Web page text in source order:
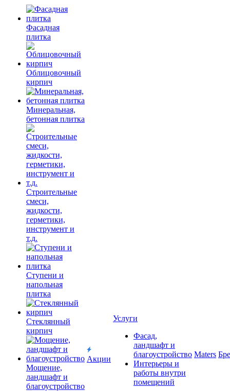
Фасадная
плитка
Облицовочный
кирпич
Минеральная,
бетонная плитка
Строительные
смеси,
жидкости,
герметики,
инструмент и
т.д.
Ступени и
напольная
плитка
Cтеклянный
кирпич
Мощение,
ландшафт и
благоустройство
Акции
Услуги
Фасад,
ландшафт и
благоустройство
Интерьеры и
работы внутри
помещений
Maters